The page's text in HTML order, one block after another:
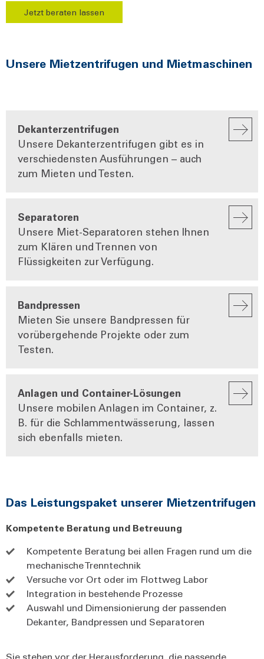
Jetzt beraten lassen
Unsere Mietzentrifugen und Mietmaschinen
Dekanterzentrifugen
Unsere Dekanterzentrifugen gibt es in
verschiedensten Ausführungen – auch
zum Mieten und Testen.
Separatoren
Unsere Miet-Separatoren stehen Ihnen
zum Klären und Trennen von
Flüssigkeiten zur Verfügung.
Bandpressen
Mieten Sie unsere Bandpressen für
vorübergehende Projekte oder zum
Testen.
Anlagen und Container-Lösungen
Unsere mobilen Anlagen im Container, z.
B. für die Schlammentwässerung, lassen
sich ebenfalls mieten.
Das Leistungspaket unserer Mietzentrifugen
Kompetente Beratung und Betreuung
Kompetente Beratung bei allen Fragen rund um die
mechanische Trenntechnik
Versuche vor Ort oder im Flottweg Labor
Integration in bestehende Prozesse
Auswahl und Dimensionierung der passenden
Dekanter, Bandpressen und Separatoren
Sie stehen vor der Herausforderung, die passende